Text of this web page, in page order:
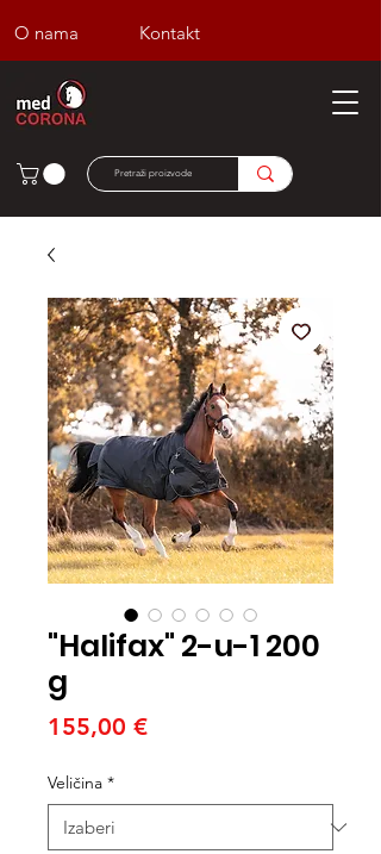
O nama Kontakt
"Halifax" 2-u-1 200
g
155,00 €Cijena
Veličina *